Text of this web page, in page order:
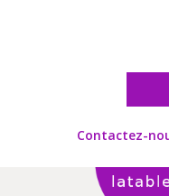
Contactez-